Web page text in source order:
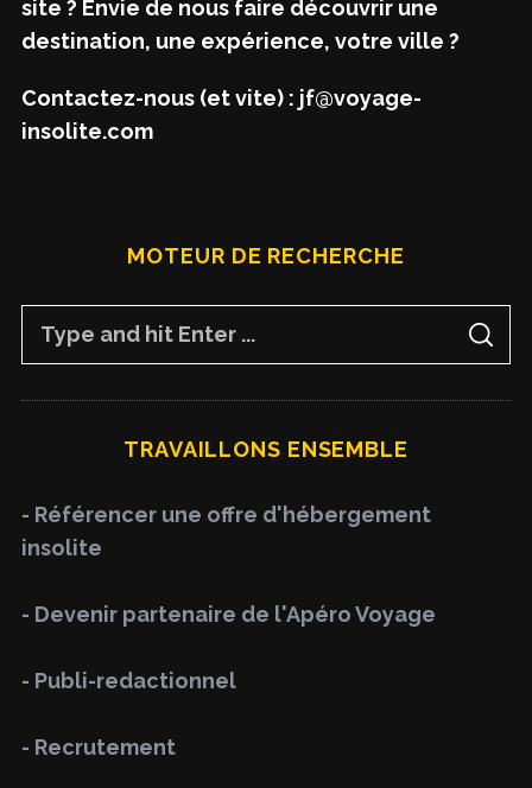
site ? Envie de nous faire découvrir une
destination, une expérience, votre ville ?
Contactez-nous (et vite) : jf@voyage-
insolite.com
MOTEUR DE RECHERCHE
f
o
:
S
A
C
TRAVAILLONS ENSEMBLE
- Référencer une offre d'hébergement
insolite
- Devenir partenaire de l'Apéro Voyage
- Publi-redactionnel
- Recrutement